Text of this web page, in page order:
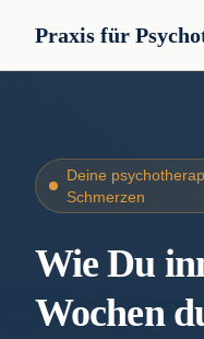
Praxis für
Deine
Schmerzen
Wie Du
Wochen